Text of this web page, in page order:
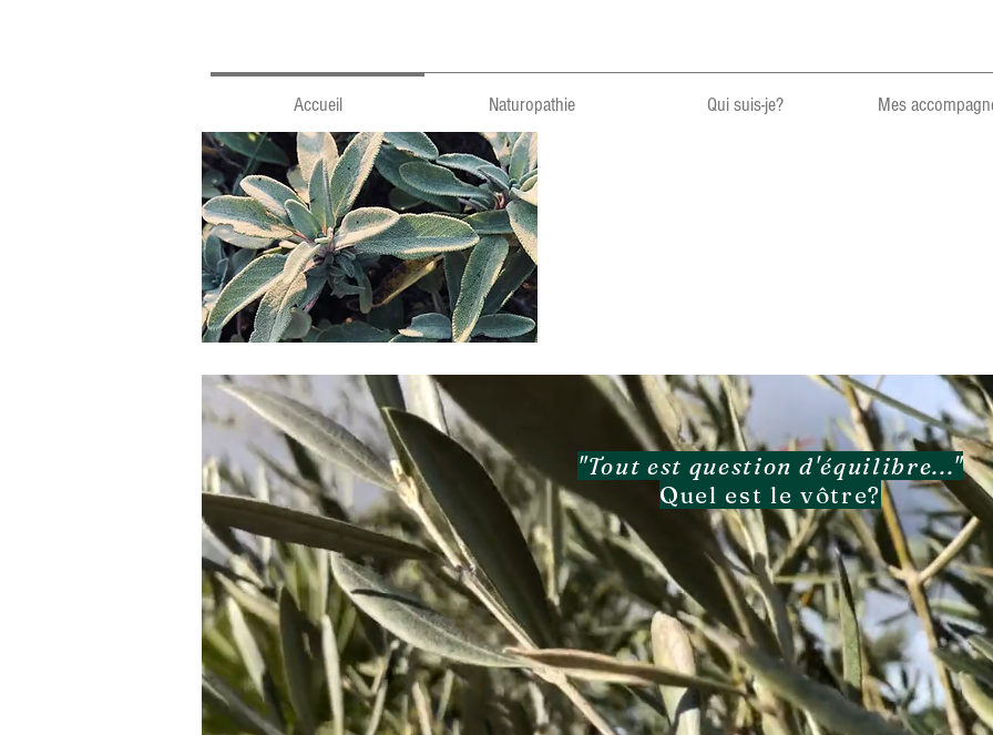
Accueil Naturopathie Qui suis-je? Mes
"Tout est question d'équilibre..."
Quel est le vôtre?